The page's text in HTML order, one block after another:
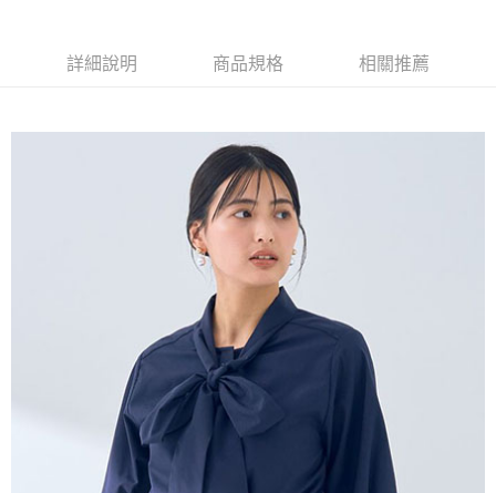
流程，驗證手機門號後，選擇欲分期的期數、繳款截止日，確認付款後即完
消。如遇「轉專審核」未通過狀況，表示未達大哥付你分期系統評分，恕無
1.分期款項不併入電信帳單，「大哥付你分期」於每月結算日後寄送繳費提
2.透過簡訊連結打開帳單後，可選擇「超商條碼／台灣大直營門市／銀行轉
帳／街口支付／iPASS MONEY」等通路繳費。
1.本服務係由「台灣大哥大股份有限公司」（以下簡稱本公司）所提供，讓
用戶於交易時，得透過本服務購買商品或服務，並由商店將買賣／分期付款
買賣價金債權讓與本公司後，依約使用本公司帳單繳交帳款。
2.基於同意付款使用「大哥付你分期」之契約關係目的，商店將以您的個人
資料（包含姓名、電話或地址）提供予台灣大哥大進項蒐集、處理及利用，
由本公司與您本人進行分期帳單所需資料之確認、核對及更正。
3.完整用戶服務條款，請詳閱以下連結：
https://oppay.tw/userRule
【關於「AFTEE先享後付」】
１．簡單：不需註冊會員、不需綁卡、不需儲值。
２．便利：只要手機號碼，簡訊認證，即可結帳。
３．安心：先確認商品／服務後，再付款。
【「AFTEE先享後付」結帳流程】
１．於結帳方式選擇「AFTEE先享後付」後，將跳轉至「AFTEE先享後付」
結帳頁面，進行簡訊認證並確認金額後，即可完成結帳。
２．訂單成立數日內，您將收到繳費通知簡訊。
３．收到繳費通知簡訊後14天內，點擊此簡訊中的連結，可透過四大超商／
ATM／網路銀行／等多元方式進行付款，方視為交易完成。
※ 請注意：結帳手續完成當下不需立刻繳費，但若您需要取消訂單，請聯絡
購買商品的店家。未經商家同意取消之訂單仍視為有效，需透過AFTEE先享
後付繳納相關費用。
※ 交易是否成功請以「AFTEE先享後付 」之結帳頁面顯示為準，若有關於
是否繳費成功／繳費後需取消欲退款等相關疑問，請聯繫「AFTEE先享後付
客戶支援中心」 https://netprotections.freshdesk.com/support/home
【注意事項】
每筆NT$60，滿NT$388(含以上)免運費
每筆NT$60，滿NT$388(含以上)免運費
每筆NT$60，滿NT$888(含以上)免運費
每筆NT$60，滿NT$888(含以上)免運費
7-11取貨付款
詳細說明 商品規格 相關推薦